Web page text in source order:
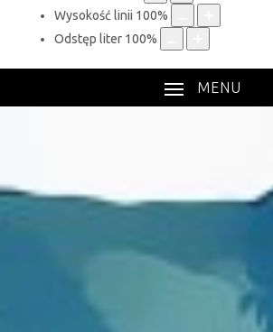
Wysokość linii 100%
Odstęp liter 100%
MENU